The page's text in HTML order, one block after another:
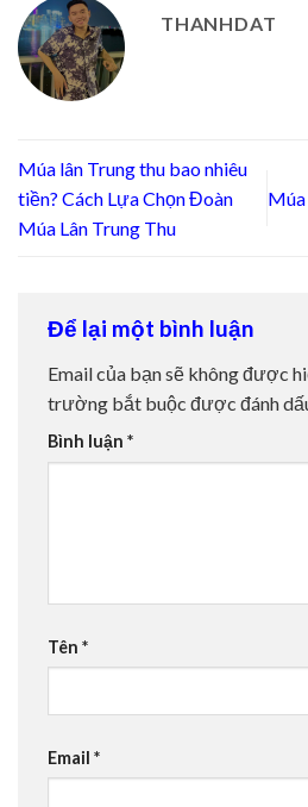
THANHDAT
Múa lân Trung thu bao nhiêu
tiền? Cách Lựa Chọn Đoàn
Múa Lân Trung Thu
Múa
Để lại một bình luận
Email của bạn sẽ không được
trường bắt buộc được đánh
Bình luận *
Tên *
Email *